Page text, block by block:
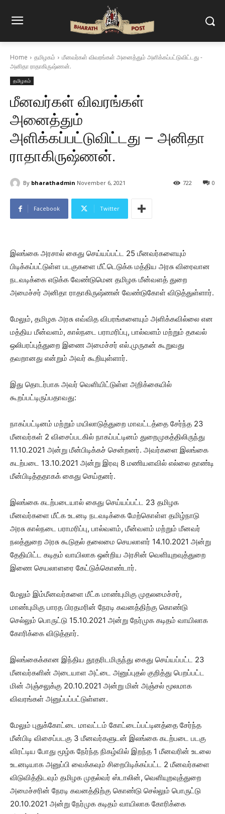
Home தமிழகம்
மீனவர்கள் விவரங்கள் அனைத்தும் அளிக்கப்பட்டுவிட்டது -
அனிதா ராதாகிருஷ்ணன்.
தமிழகம்
மீனவர்கள் விவரங்கள்
அனைத்தும்
அளிக்கப்பட்டுவிட்டது – அனிதா
ராதாகிருஷ்ணன்.
By bharathadmin November 6, 2021 0
722
Facebook Twitter
இலங்கை அரசால் கைது செய்யப்பட்ட 25 மீனவர்களையும்
பிடிக்கப்பட்டுள்ள படகுகளை மீட்டெடுக்க மத்திய அரசு விரைவான
நடவடிக்கை எடுக்க வேண்டுமென தமிழக மீன்வளத் துறை
அமைச்சர் அனிதா ராதாகிருஷ்ணன் வேண்டுகோள் விடுத்துள்ளார்.
மேலும், தமிழக அரசு எவ்வித விபரங்களையும் அளிக்கவில்லை என
மத்திய மீன்வளம், கால்நடை பராமரிப்பு, பால்வளம் மற்றும் தகவல்
ஒலிபரப்புத்துறை இணை அமைச்சர் எல்.முருகன் கூறுவது
தவறானது என்றும் அவர் கூறியுள்ளார்.
இது தொடர்பாக அவர் வெளியிட்டுள்ள அறிக்கையில்
கூறப்பட்டிருப்பதாவது:
நாகப்பட்டினம் மற்றும் மயிலாடுத்துறை மாவட்டத்தை சேர்ந்த 23
மீனவர்கள் 2 விசைப்படகில் நாகப்பட்டினம் துறைமுகத்திலிருந்து
11.10.2021 அன்று மீன்பிடிக்கச் சென்றனர். அவர்களை இலங்கை
கடற்படை 13.10.2021 அன்று இரவு 8 மணியளவில் எல்லை தாண்டி
மீன்பிடித்ததாகக் கைது செய்தனர்.
இலங்கை கடற்படையால் கைது செய்யப்பட்ட 23 தமிழக
மீனவர்களை மீட்க உடனடி நடவடிக்கை மேற்கொள்ள தமிழ்நாடு
அரசு கால்நடை பராமரிப்பு, பால்வளம், மீன்வளம் மற்றும் மீனவர்
நலத்துறை அரசு கூடுதல் தலைமை செயலாளர் 14.10.2021 அன்று
தேதியிட்ட கடிதம் வாயிலாக ஒன்றிய அரசின் வெளியுறவுத்துறை
இணை செயலாளரை கேட்டுக்கொண்டார்.
மேலும் இம்மீனவர்களை மீட்க மாண்புமிகு முதலமைச்சர்,
மாண்புமிகு பாரத பிரதமரின் நேரடி கவனத்திற்கு கொண்டு
செல்லும் பொருட்டு 15.10.2021 அன்று நேர்முக கடிதம் வாயிலாக
கோரிக்கை விடுத்தார்.
இலங்கைக்கான இந்திய தூதரிடமிருந்து கைது செய்யப்பட்ட 23
மீனவர்களின் அடையாள அட்டை அனுப்புதல் குறித்து பெறப்பட்ட
மின் அஞ்சலுக்கு 20.10.2021 அன்று மின் அஞ்சல் மூலமாக
விவரங்கள் அனுப்பப்பட்டுள்ளன.
மேலும் புதுக்கோட்டை மாவட்டம் கோட்டைப்பட்டினத்தை சேர்ந்த
மீன்பிடி விசைப்படகு 3 மீனவர்களுடன் இலங்கை கடற்படை படகு
விரட்டிய போது மூழ்க நேர்ந்த நிகழ்வில் இறந்த 1 மீனவரின் உடலை
உடனடியாக அனுப்பி வைக்கவும் சிறைபிடிக்கப்பட்ட 2 மீனவர்களை
விடுவித்திடவும் தமிழக முதல்வர் ஸ்டாலின், வெளியுறவுத்துறை
அமைச்சரின் நேரடி கவனத்திற்கு கொண்டு செல்லும் பொருட்டு
20.10.2021 அன்று நேர்முக கடிதம் வாயிலாக கோரிக்கை